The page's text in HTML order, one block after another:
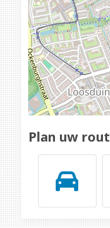
Plan uw